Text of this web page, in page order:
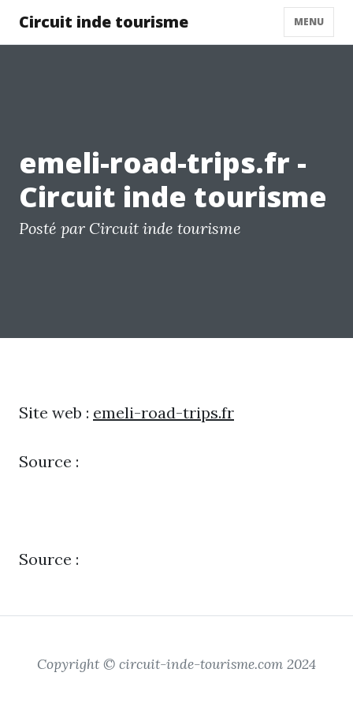
Circuit inde tourisme MENU
emeli-road-trips.fr -
Circuit inde tourisme
Posté par Circuit inde tourisme
Site web : emeli-road-trips.fr
Source :
Source :
Copyright © circuit-inde-tourisme.com 2024